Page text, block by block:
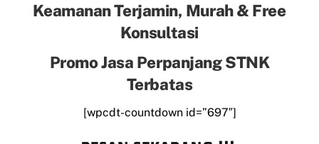
Keamanan Terjamin, Murah & Free
Konsultasi
Promo Jasa Perpanjang STNK
Terbatas
[wpcdt-countdown id=”697″]